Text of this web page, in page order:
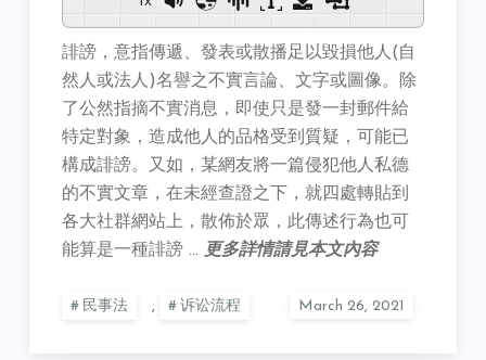
誹謗，意指傳遞、發表或散播足以毀損他人(自
然人或法人)名譽之不實言論、文字或圖像。除
了公然指摘不實消息，即使只是發一封郵件給
特定對象，造成他人的品格受到質疑，可能已
構成誹謗。又如，某網友將一篇侵犯他人私德
的不實文章，在未經查證之下，就四處轉貼到
各大社群網站上，散佈於眾，此傳述行為也可
能算是一種誹謗 …更多詳情請見本文內容
民事法 , 诉讼流程